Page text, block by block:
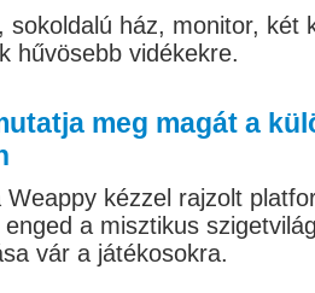
sokoldalú ház, monitor, két
hűvösebb vidékekre.
meg magát a
kézzel rajzolt
a misztikus
vár a játékosokra.